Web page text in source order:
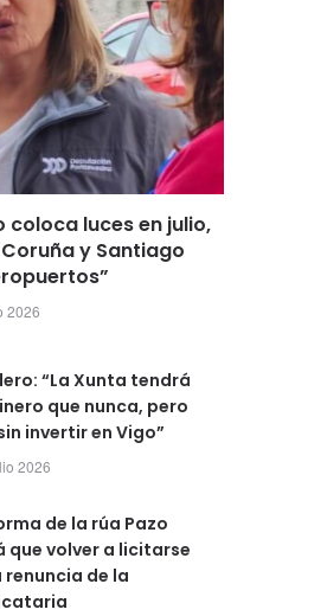
coloca luces en julio,
y Santiago
2026
“La Xunta tendrá
que nunca, pero
invertir en Vigo”
2026
de la rúa Pazo
que volver a licitarse
renuncia de la